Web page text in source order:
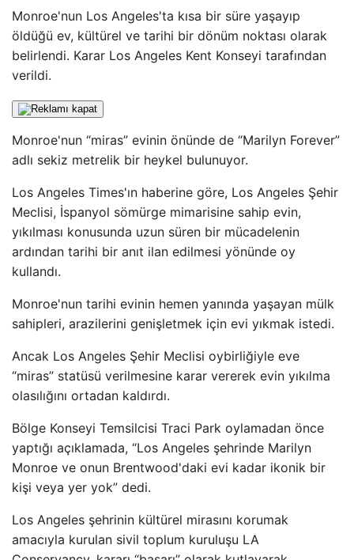
Monroe'nun Los Angeles'ta kısa bir süre yaşayıp
öldüğü ev, kültürel ve tarihi bir dönüm noktası olarak
belirlendi. Karar Los Angeles Kent Konseyi tarafından
verildi.
Monroe'nun “miras” evinin önünde de “Marilyn Forever”
adlı sekiz metrelik bir heykel bulunuyor.
Los Angeles Times'ın haberine göre, Los Angeles Şehir
Meclisi, İspanyol sömürge mimarisine sahip evin,
yıkılması konusunda uzun süren bir mücadelenin
ardından tarihi bir anıt ilan edilmesi yönünde oy
kullandı.
Monroe'nun tarihi evinin hemen yanında yaşayan mülk
sahipleri, arazilerini genişletmek için evi yıkmak istedi.
Ancak Los Angeles Şehir Meclisi oybirliğiyle eve
“miras” statüsü verilmesine karar vererek evin yıkılma
olasılığını ortadan kaldırdı.
Bölge Konseyi Temsilcisi Traci Park oylamadan önce
yaptığı açıklamada, “Los Angeles şehrinde Marilyn
Monroe ve onun Brentwood'daki evi kadar ikonik bir
kişi veya yer yok” dedi.
Los Angeles şehrinin kültürel mirasını korumak
amacıyla kurulan sivil toplum kuruluşu LA